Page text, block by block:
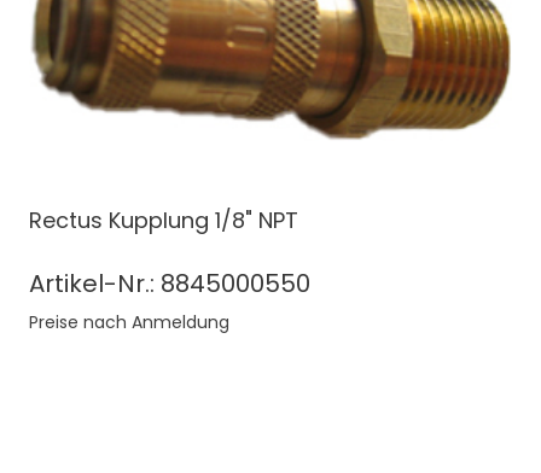
Rectus Kupplung 1/8" NPT
Artikel-Nr.: 8845000550
Preise nach Anmeldung